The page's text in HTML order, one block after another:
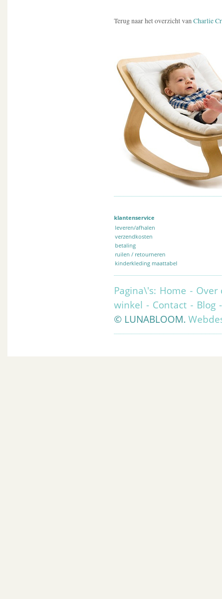
Terug naar het overzicht vanCharlie
klantenservice
leveren/afhalen
verzendkosten
betaling
ruilen / retourneren
kinderkleding maattabel
Pagina\'s: Home - Over
winkel - Contact - Blog
© LUNABLOOM.